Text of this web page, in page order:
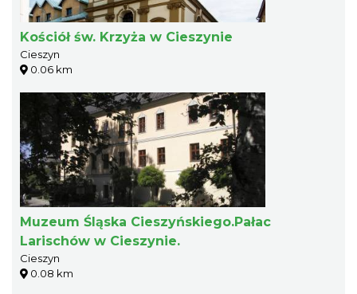
Kościół św. Krzyża w Cieszynie
Cieszyn
0.06 km
Muzeum Śląska Cieszyńskiego.Pałac
Larischów w Cieszynie.
Cieszyn
0.08 km